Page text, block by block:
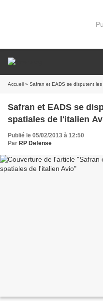
Accueil » Safran et EADS se disputent
Safran et EADS se
spatiales de l'italien
Publié le 05/02/2013 à 12:50
Par RP Defense